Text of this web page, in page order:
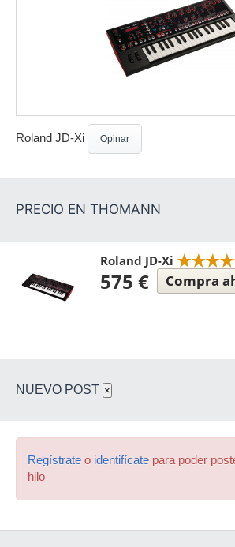
Roland JD-Xi Opinar
Roland JD-Xi
575 € Compra
NUEVO POST ×
Regístrate o identifícate para poder
hilo